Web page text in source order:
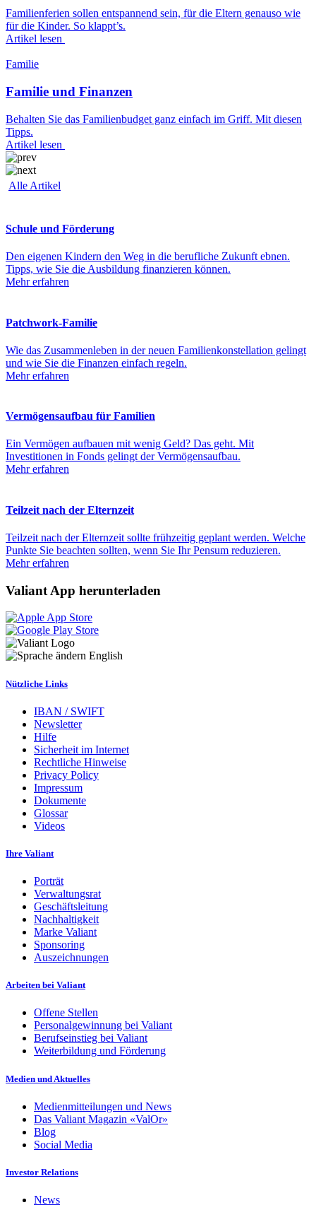
Familienferien sollen entspannend sein, für die Eltern genauso wie
für die Kinder. So klappt’s.
Artikel lesen
Familie
Familie und Finanzen
Behalten Sie das Familienbudget ganz einfach im Griff. Mit diesen
Tipps.
Artikel lesen
Alle Artikel
Schule und Förderung
Den eigenen Kindern den Weg in die berufliche Zukunft ebnen.
Tipps, wie Sie die Ausbildung finanzieren können.
Mehr erfahren
Patchwork-Familie
Wie das Zusammenleben in der neuen Familienkonstellation gelingt
und wie Sie die Finanzen einfach regeln.
Mehr erfahren
Vermögensaufbau für Familien
Ein Vermögen aufbauen mit wenig Geld? Das geht. Mit
Investitionen in Fonds gelingt der Vermögensaufbau.
Mehr erfahren
Teilzeit nach der Elternzeit
Teilzeit nach der Elternzeit sollte frühzeitig geplant werden. Welche
Punkte Sie beachten sollten, wenn Sie Ihr Pensum reduzieren.
Mehr erfahren
Valiant App herunterladen
English
Nützliche Links
IBAN / SWIFT
Newsletter
Hilfe
Sicherheit im Internet
Rechtliche Hinweise
Privacy Policy
Impressum
Dokumente
Glossar
Videos
Ihre Valiant
Porträt
Verwaltungsrat
Geschäftsleitung
Nachhaltigkeit
Marke Valiant
Sponsoring
Auszeichnungen
Arbeiten bei Valiant
Offene Stellen
Personalgewinnung bei Valiant
Berufseinstieg bei Valiant
Weiterbildung und Förderung
Medien und Aktuelles
Medienmitteilungen und News
Das Valiant Magazin «ValOr»
Blog
Social Media
Investor Relations
News